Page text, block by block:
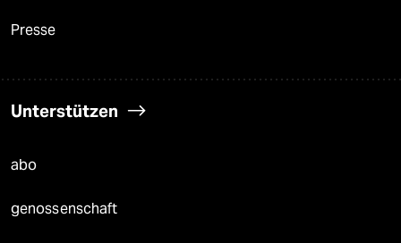
Presse
Unterstützen
abo
genossenschaft